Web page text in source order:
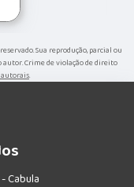
Sua reprodução, parcial ou
Crime de violação de direito
autorais.
Cabula